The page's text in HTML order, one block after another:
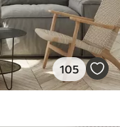
105